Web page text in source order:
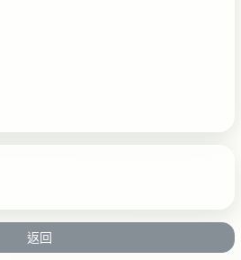
返回